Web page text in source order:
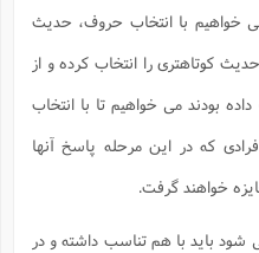
خواهيم با انتخاب حروف، حديث
كوتاهترى را انتخاب كرده و از
بودند مى خواهيم تا با انتخاب
كه در اين مرحله پاسخ آنها
خواهند گرفت.
بايد با هم تناسب داشته و در